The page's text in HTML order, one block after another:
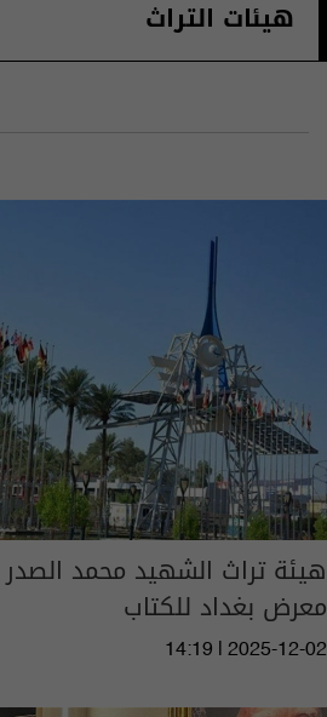
هيئات التراث
هيئة تراث الشهيد محمد
معرض بغداد للكتاب
14:19 | 2025-12-02